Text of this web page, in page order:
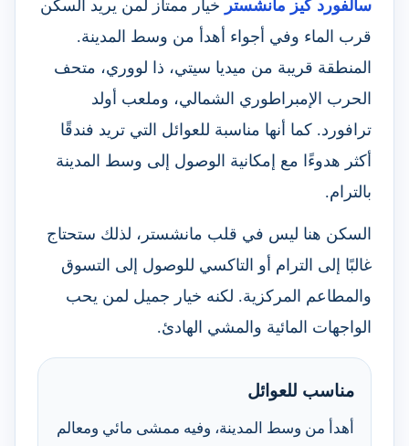
سالفورد كيز مانشستر خيار ممتاز لمن يريد السكن
قرب الماء وفي أجواء أهدأ من وسط المدينة.
المنطقة قريبة من ميديا سيتي، ذا لووري، متحف
الحرب الإمبراطوري الشمالي، وملعب أولد
ترافورد. كما أنها مناسبة للعوائل التي تريد فندقًا
أكثر هدوءًا مع إمكانية الوصول إلى وسط المدينة
بالترام.
السكن هنا ليس في قلب مانشستر، لذلك ستحتاج
غالبًا إلى الترام أو التاكسي للوصول إلى التسوق
والمطاعم المركزية. لكنه خيار جميل لمن يحب
الواجهات المائية والمشي الهادئ.
مناسب للعوائل
أهدأ من وسط المدينة، وفيه ممشى مائي ومعالم